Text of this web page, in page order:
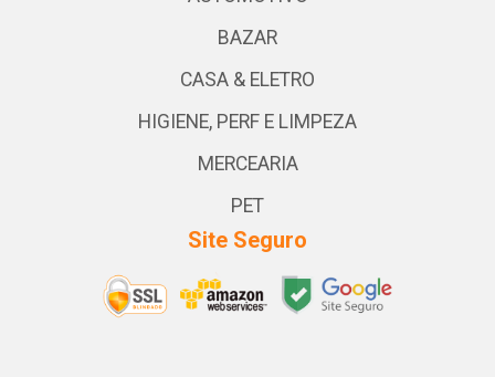
BAZAR
CASA & ELETRO
HIGIENE, PERF E LIMPEZA
MERCEARIA
PET
Site Seguro